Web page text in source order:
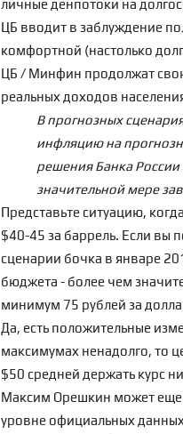
личные денпотоки на
ЦБ вводит в заблуждение
комфортной (настолько
ЦБ / Минфин продолжат
реальных доходов
В прогнозных
инфляцию на
решения Банка
значительной мере
Представьте ситуацию,
$40-45 за баррель. Если вы
сценарии бочка в январе
бюджета - более чем
минимум 75 рублей за
Да, есть положительные
максимумах ненадолго, то
$50 средней держать курс
Максим Орешкин может еще
уровне официальных